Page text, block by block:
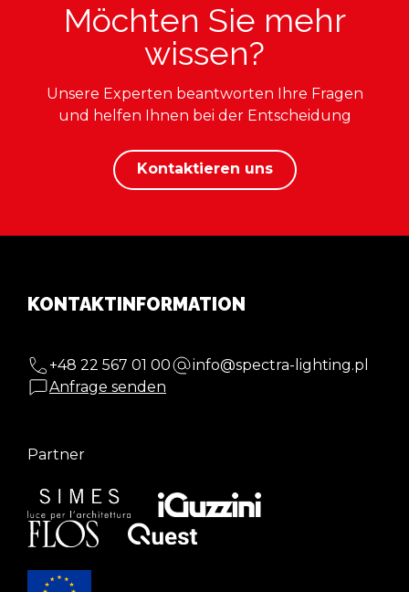
Möchten Sie mehr
wissen?
Unsere Experten beantworten Ihre Fragen
und helfen Ihnen bei der Entscheidung
Kontaktieren uns
KONTAKTINFORMATION
+48 22 567 01 00
info@spectra-lighting.pl
Anfrage senden
Partner